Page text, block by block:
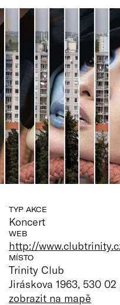
Pro děti
edu
Vše o ČT
TYP AKCE
Koncert
WEB
http://
MÍSTO
Trinity Club
Jiráskova 1963, 530
zobrazit na mapě